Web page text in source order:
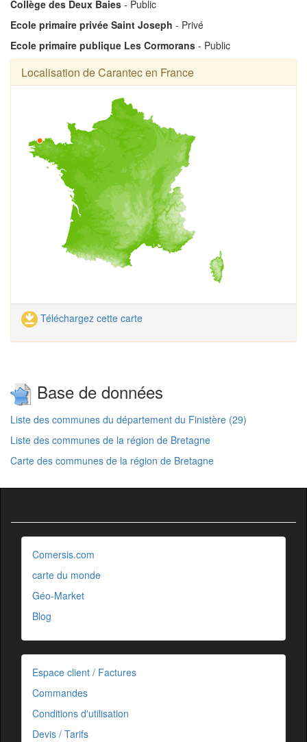
Collège des Deux Baies - Public
Ecole primaire privée Saint Joseph - Privé
Ecole primaire publique Les Cormorans - Public
Localisation de Carantec en France
Téléchargez cette carte
Base de données
Liste des communes du département du Finistère (29)
Liste des communes de la région de Bretagne
Carte des communes de la région de Bretagne
Comersis.com
carte du monde
Géo-Market
Blog
Espace client / Factures
Commandes
Conditions d'utilisation
Devis / Tarifs